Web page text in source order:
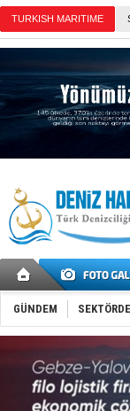
GÜNDEM